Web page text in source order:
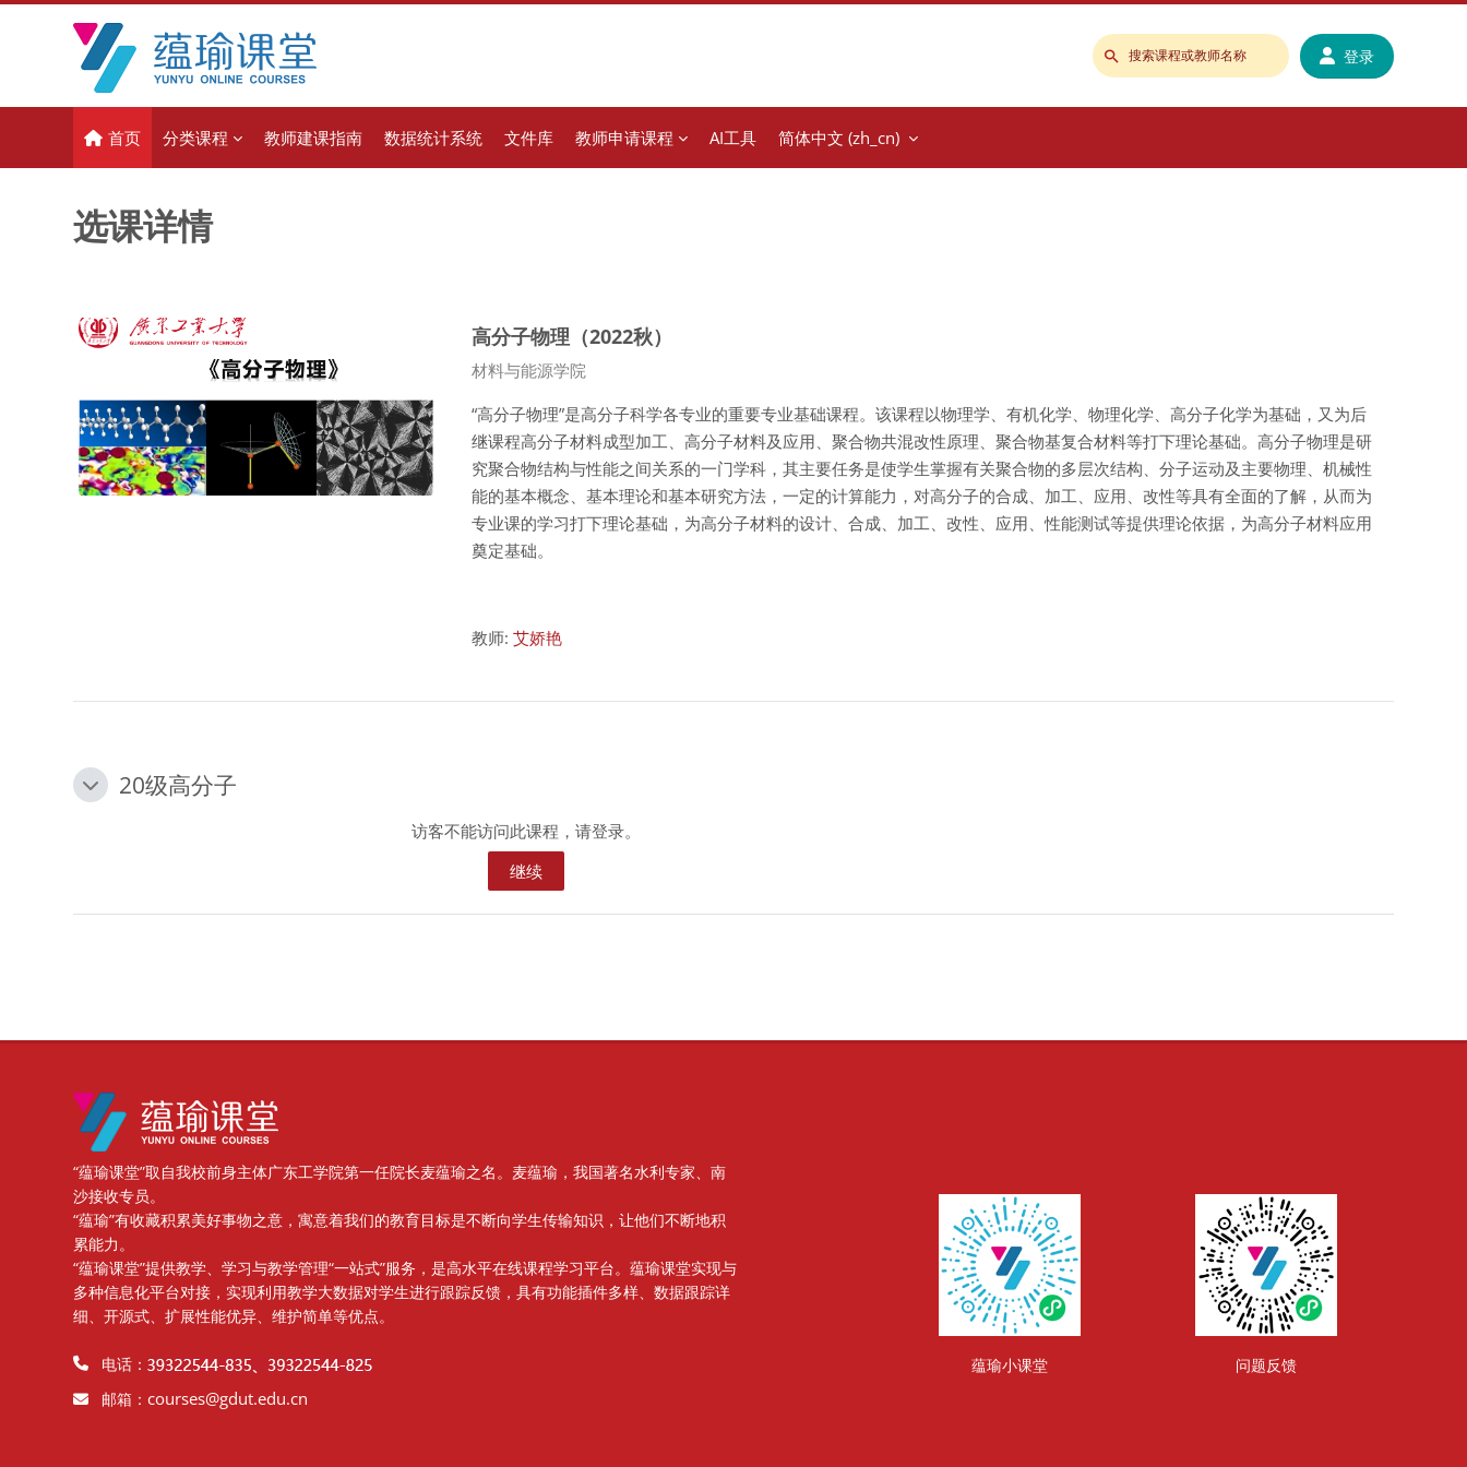
搜
登录
首页 分类课程 教师建课指南 数据统计系统 文件库 教师申请课程 AI工具 简体中文 ‎(zh_cn)‎
选课详情
高分子物理（2022秋）
课程类别
材料与能源学院
“高分子物理”是高分子科学各专业的重要专业基础课程。该课程以物理学、有机化学、物理化学、高分子化学为基础，又为后
继课程高分子材料成型加工、高分子材料及应用、聚合物共混改性原理、聚合物基复合材料等打下理论基础。高分子物理是研
究聚合物结构与性能之间关系的一门学科，其主要任务是使学生掌握有关聚合物的多层次结构、分子运动及主要物理、机械性
能的基本概念、基本理论和基本研究方法，一定的计算能力，对高分子的合成、加工、应用、改性等具有全面的了解，从而为
专业课的学习打下理论基础，为高分子材料的设计、合成、加工、改性、应用、性能测试等提供理论依据，为高分子材料应用
奠定基础。
教师:艾娇艳
20级高分子
20级高分子
20级高分子
访客不能访问此课程，请登录。
继续
版块
“蕴瑜课堂”取自我校前身主体广东工学院第一任院长麦蕴瑜之名。麦蕴瑜，我国著名水利专家、南
沙接收专员。
“蕴瑜”有收藏积累美好事物之意，寓意着我们的教育目标是不断向学生传输知识，让他们不断地积
累能力。
“蕴瑜课堂”提供教学、学习与教学管理“一站式”服务，是高水平在线课程学习平台。蕴瑜课堂实现与
多种信息化平台对接，实现利用教学大数据对学生进行跟踪反馈，具有功能插件多样、数据跟踪详
细、开源式、扩展性能优异、维护简单等优点。
电话：
邮箱：courses@gdut.edu.cn
版块
蕴瑜小课堂 问题反馈